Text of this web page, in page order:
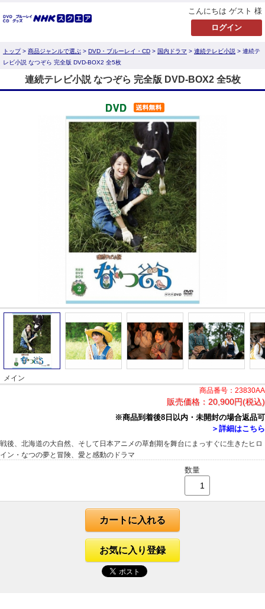
こんにちは ゲスト 様
トップ> 商品ジャンルで選ぶ > DVD・ブルーレイ・CD > 国内ドラマ > 連続テレビ小説 > 連続テ
レビ小説 なつぞら 完全版 DVD-BOX2 全5枚
連続テレビ小説 なつぞら 完全版 DVD-BOX2 全5枚
メイン
商品番号：23830AA
販売価格： 20,900円(税込)
※商品到着後8日以内・未開封の場合返品可
＞詳細はこちら
戦後、北海道の大自然、そして日本アニメの草創期を舞台にまっすぐに生きたヒロ
イン・なつの夢と冒険、愛と感動のドラマ
数量
カートに入れる
お気に入り登録